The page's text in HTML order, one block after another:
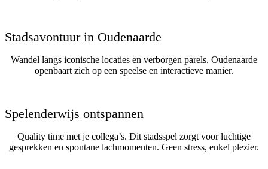
Stadsavontuur in Oudenaarde
Wandel langs iconische locaties en verborgen parels. Oudenaarde
openbaart zich op een speelse en interactieve manier.
Spelenderwijs ontspannen
Quality time met je collega’s. Dit stadsspel zorgt voor luchtige
gesprekken en spontane lachmomenten. Geen stress, enkel plezier.